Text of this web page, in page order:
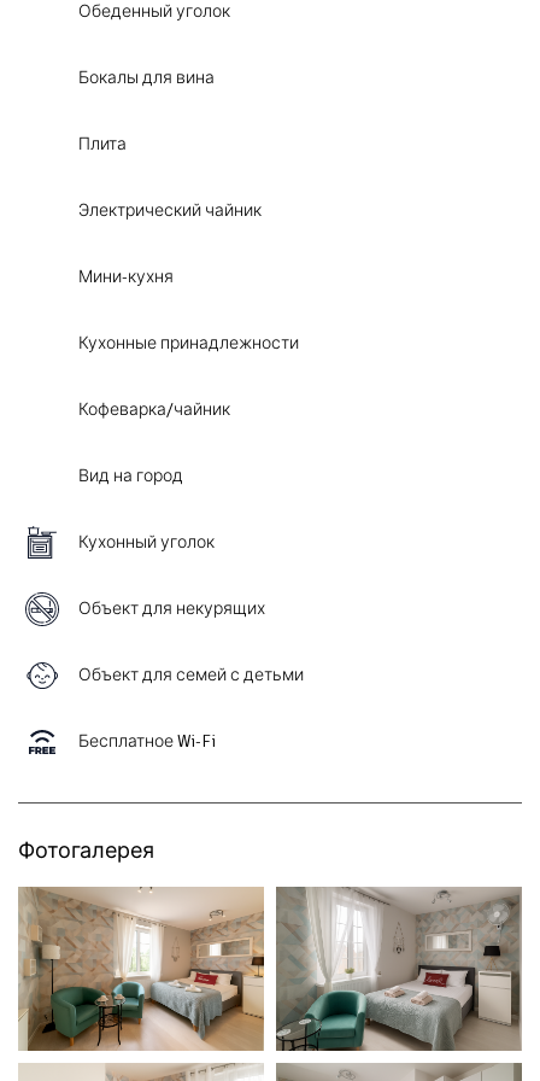
Обеденный уголок
Бокалы для вина
Плита
Электрический чайник
Мини-кухня
Кухонные принадлежности
Кофеварка/чайник
Вид на город
Кухонный уголок
Объект для некурящих
Объект для семей с детьми
Бесплатное Wi-Fi
Фотогалерея